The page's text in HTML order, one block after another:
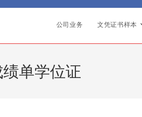
公司业务 文凭证书样本
单学位证